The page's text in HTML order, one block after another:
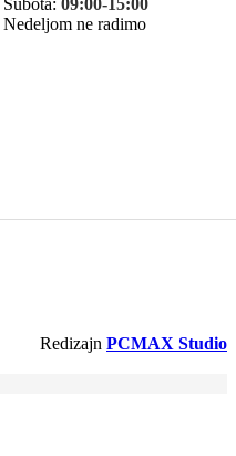
Nedeljom ne radimo
Redizajn PCMAX Studio